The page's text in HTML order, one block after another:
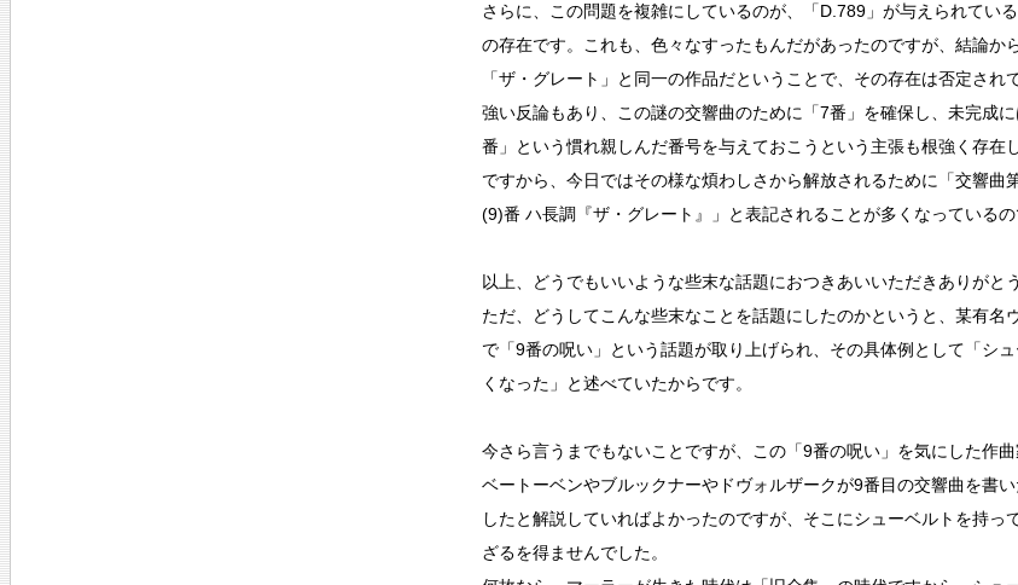
さらに、この問題を複雑にしているのが、「D.789」が与えられてい
の存在です。これも、色々なすったもんだがあったのですが、結論か
「ザ・グレート」と同一の作品だということで、その存在は否定さ
強い反論もあり、この謎の交響曲のために「7番」を確保し、未完成
番」という慣れ親しんだ番号を与えておこうという主張も根強く存在し
ですから、今日ではその様な煩わしさから解放されるために「交響曲
(9)番 ハ長調『ザ・グレート』」と表記されることが多くなっているの
以上、どうでもいいような些末な話題におつきあいいただきありがと
ただ、どうしてこんな些末なことを話題にしたのかというと、某有名
で「9番の呪い」という話題が取り上げられ、その具体例として「シ
くなった」と述べていたからです。
今さら言うまでもないことですが、この「9番の呪い」を気にした作
ベートーベンやブルックナーやドヴォルザークが9番目の交響曲を書
したと解説していればよかったのですが、そこにシューベルトを持っ
ざるを得ませんでした。